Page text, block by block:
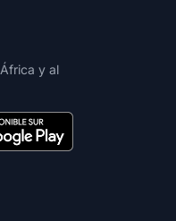
y al